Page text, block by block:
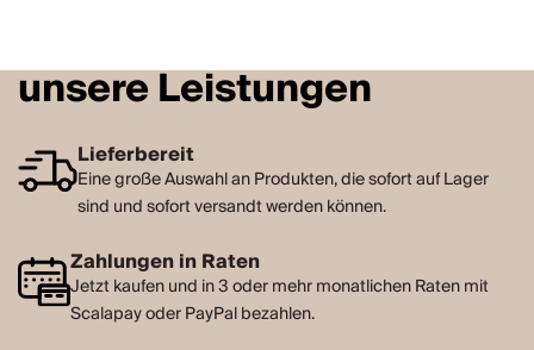
unsere Leistungen
Lieferbereit
Eine große Auswahl an Produkten, die sofort auf Lager
sind und sofort versandt werden können.
Zahlungen in Raten
Jetzt kaufen und in 3 oder mehr monatlichen Raten mit
Scalapay oder PayPal bezahlen.